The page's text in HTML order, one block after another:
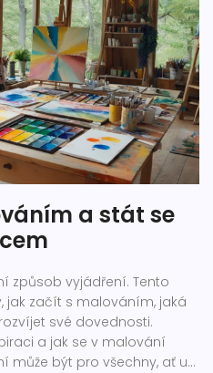
a stát se
způsob vyjádření. Tento
jak začít s malováním, jaká
své dovednosti.
a jak se v malování
může být pro všechny, ať už